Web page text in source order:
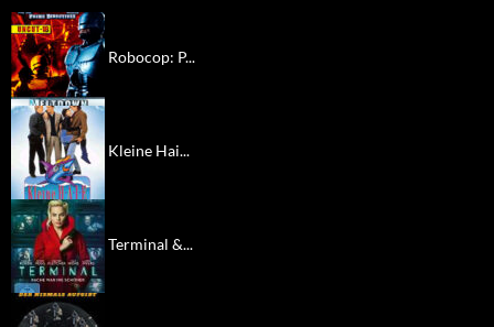
Robocop: P...
Kleine Hai...
Terminal &...